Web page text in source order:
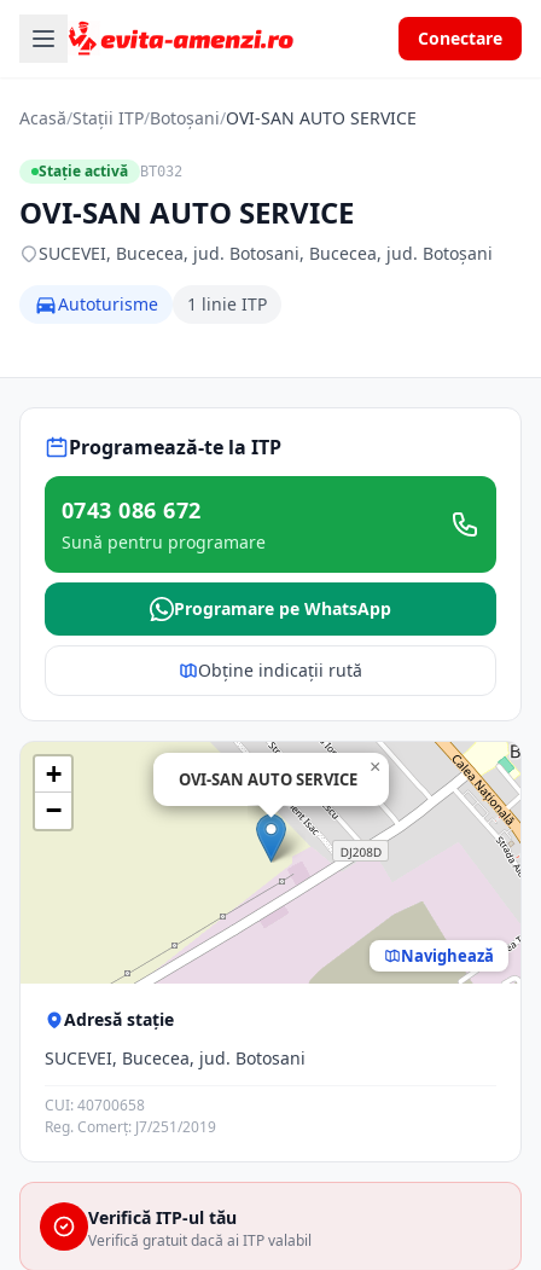
Conectare
Acasă/Stații ITP/Botoșani/OVI-SAN AUTO SERVICE
Stație activă BT032
OVI-SAN AUTO SERVICE
SUCEVEI, Bucecea, jud. Botosani, Bucecea, jud. Botoșani
Autoturisme 1 linie ITP
Programează-te la ITP
0743 086 672
Sună pentru programare
Programare pe WhatsApp
Obține indicații rută
OVI-SAN AUTO SERVICE
×
+
−
Navighează
Adresă stație
SUCEVEI, Bucecea, jud. Botosani
CUI: 40700658
Reg. Comerț: J7/251/2019
Verifică ITP-ul tău
Verifică gratuit dacă ai ITP valabil